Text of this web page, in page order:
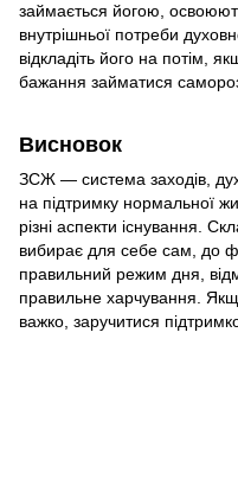
займається йогою,
внутрішньої потреби
відкладіть його на потім,
бажання займатися
Висновок
ЗСЖ — система заходів,
на підтримку нормальної
різні аспекти існування.
вибирає для себе сам, до
правильний режим дня,
правильне харчування.
важко, заручитися